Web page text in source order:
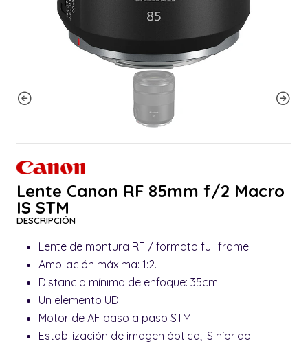
Lente Canon RF 85mm f/2 Macro
IS STM
DESCRIPCIÓN
Lente de montura RF / formato full frame.
Ampliación máxima: 1:2.
Distancia mínima de enfoque: 35cm.
Un elemento UD.
Motor de AF paso a paso STM.
Estabilización de imagen óptica; IS híbrido.